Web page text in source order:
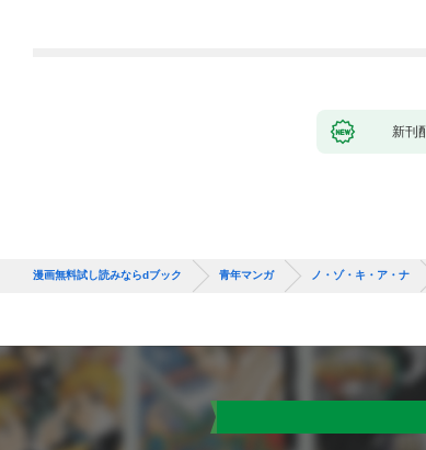
新刊
漫画無料試し読みならdブック 青年マンガ ノ・ゾ・キ・ア・ナ